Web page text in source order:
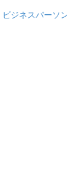
ビジネスパーソ